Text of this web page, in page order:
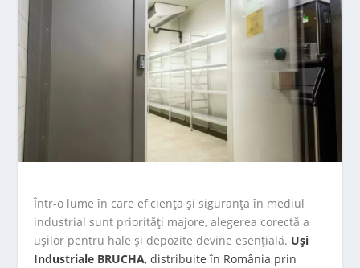
Într-o lume în care eficiența și siguranța în mediul
industrial sunt priorități majore, alegerea corectă a
ușilor pentru hale și depozite devine esențială. Uși
Industriale BRUCHA, distribuite în România prin